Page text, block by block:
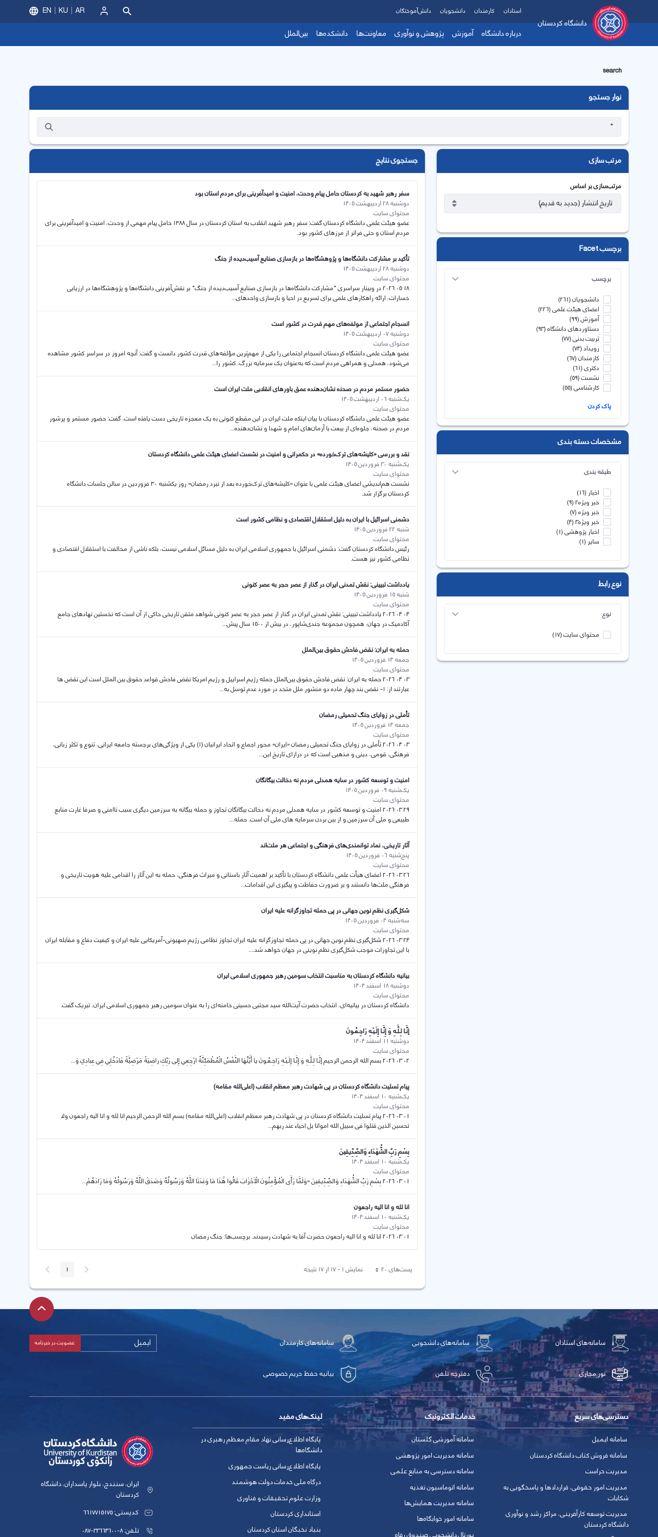
دانشگاه کردستان
درباره دانشگاه آموزش پژوهش و نوآوری معاونت‌ها دانشکده‌ها بین‌الملل
استادان کارمندان دانشجویان دانش‌آموختگان
ورود
EN KU AR
search
نوار جستجو
مرتب سازی
مرتب‌سازی بر اساس
برچسب Facet
برچسب
دانشجویان(261)
اعضای هیئت علمی(226)
آموزش(99)
دستاوردهای دانشگاه(93)
تربیت بدنی(77)
رویداد(74)
کارمندان(67)
دکتری(61)
نشست(59)
کارشناسی(55)
پاک کردن
مشخصات دسته بندی
طبقه بندی
اخبار (16)
خبر ویژه2 (9)
خبر ویژه(7)
خبر ویژه3 (4)
اخبار پژوهشی(1)
سایر (1)
نوع رابط
نوع
محتوای سایت(17)
جستجوی نتایج
سفر رهبر شهید به کردستان حامل پیام وحدت، امنیت و امیدآفرینی برای مردم استان بود
دوشنبه 28 اردیبهشت 1405
محتوای سایت
عضو هیئت علمی دانشگاە کردستان گفت: سفر رهبر شهید انقلاب به استان کردستان در سال ۱۳۸۸ حامل پیام‌ مهمی از وحدت، امنیت و امید‌آفرینی برای
مردم استان و حتی فراتر از مرزهای کشور بود.
تأکید بر مشارکت دانشگاه‌ها و پژوهشگاه‌ها در بازسازی صنایع آسیب‌دیده از جنگ
دوشنبه 28 اردیبهشت 1405
محتوای سایت
18 05 2026 در وبینار سراسری "مشارکت دانشگاه‌ها در بازسازی صنایع آسیب‌دیده از جنگ" بر نقش‌آفرینی دانشگاه‌ها و پژوهشگاه‌ها در ارزیابی
خسارات، ارائه راهکارهای علمی برای تسریع در احیا و بازسازی واحدهای...
انسجام اجتماعی از مولفەهای مهم قدرت در کشور است
دوشنبه 07 اردیبهشت 1405
محتوای سایت
عضو هیئت علمی دانشگاه کردستان انسجام اجتماعی را یکی از مهم‌ترین مؤلفه‌های قدرت کشور دانست و گفت: آنچه امروز در سراسر کشور مشاهده
می‌شود، همدلی و همراهی مردم است که به‌عنوان یک سرمایه بزرگ، کشور را...
حضور مستمر مردم در صحنە نشان‌دهنده عمق باورهای انقلابی ملت ایران است
یک‌شنبه 06 اردیبهشت 1405
محتوای سایت
عضو هیئت علمی دانشگاە کردستان با بیان اینکە ملت ایران در این مقطع کنونی بە یک معجزە تاریخی دست یافتە است، گفت: حضور مستمر و پرشور
مردم در صحنه، جلوه‌ای از بیعت با آرمان‌های امام و شهدا و نشان‌دهنده...
نقد و بررسی «کلیشه‌های ترک‌خورده» در حکمرانی و امنیت در نشست اعضای هیئت علمی دانشگاه کردستان
یک‌شنبه 30 فروردین 1405
محتوای سایت
نشست هم‌اندیشی اعضای هیئت علمی با عنوان «کلیشه‌های ترک‌خورده بعد از نبرد رمضان» روز یکشنبه ۳۰ فروردین در سالن جلسات دانشگاه
کردستان برگزار شد.
دشمنی اسرائیل با ایران بە دلیل استقلال اقتصادی و نظامی کشور است
شنبه 22 فروردین 1405
محتوای سایت
رئیس دانشگاه کردستان گفت: دشمنی اسرائیل با جمهوری اسلامی ایران بە دلیل مسائل اسلامی نیست، بلکە ناشی از مخالفت با استقلال اقتصادی و
نظامی کشور نیز هست.
یادداشت تبیینی: نقش تمدنی ایران در گذار از عصر حجر به عصر کنونی
شنبه 15 فروردین 1405
محتوای سایت
04 04 2026 یادداشت تبیینی: نقش تمدنی ایران در گذار از عصر حجر به عصر کنونی شواهد متقن تاریخی حاکی از آن است که نخستین نهادهای جامع
آکادمیک در جهان، همچون مجموعه جندی‌شاپور، در بیش از 1500 سال پیش...
حمله به ایران: نقض فاحش حقوق بین‌الملل
جمعه 14 فروردین 1405
محتوای سایت
03 04 2026 حمله به ایران: نقض فاحش حقوق بین‌الملل حمله رژیم اسراییل و رژیم امریکا نقض فاحش قواعد حقوق بین الملل است این نقض ها
عبارتند از: ۱- نقض بند چهار ماده دو منشور ملل متحد در مورد عدم توسل به...
تأملی در زوایای جنگ تحمیلی رمضان
جمعه 14 فروردین 1405
محتوای سایت
03 04 2026 تأملی در زوایای جنگ تحمیلی رمضان «ایران» محور اجماع و اتحاد ایرانیان (۱) یکی از ویژگی‌های برجسته جامعه ایرانی، تنوع و تکثر زبانی،
فرهنگی، قومی، دینی و مذهبی است که در درازای تاریخ این...
امنیت و توسعه کشور در سایه همدلی مردم نه دخالت بیگانگان
یک‌شنبه 09 فروردین 1405
محتوای سایت
29 03 2026 امنیت و توسعه کشور در سایه همدلی مردم نه دخالت بیگانگان تجاوز و حمله بیگانه به سرزمین دیگری سبب ناامنی و صرفا غارت منابع
طبیعی و ملی آن سرزمین و از بین بردن سرمایه های ملی آن است. حمله...
آثار تاریخی، نماد توانمندی‌های فرهنگی و اجتماعی هر ملت‌اند
پنج‌شنبه 06 فروردین 1405
محتوای سایت
26 03 2026 اعضای هیأت علمی دانشگاه کردستان با تأکید بر اهمیت آثار باستانی و میراث فرهنگی، حمله به این آثار را اقدامی علیه هویت تاریخی و
فرهنگی ملت‌ها دانستند و بر ضرورت حفاظت و پیگیری این اقدامات...
شکل‌گیری نظم نوین جهانی در پی حمله تجاوزگرانه علیه ایران
سه‌شنبه 04 فروردین 1405
محتوای سایت
24 03 2026 شکل‌گیری نظم نوین جهانی در پی حمله تجاوزگرانه علیه ایران تجاوز نظامی رژیم صهیونی-آمریکایی علیه ایران و کیفیت دفاع و مقابله ایران
با این تجاوزات موجب شکل‌گیری نظم نوینی در جهان خواهد شد....
بیانیه دانشگاه کردستان به مناسبت انتخاب سومین رهبر جمهوری اسلامی ایران
دوشنبه 18 اسفند 1404
محتوای سایت
دانشگاه کردستان در بیانیه‌ای، انتخاب حضرت آیت‌الله سید مجتبی حسینی خامنه‌ای را به عنوان سومین رهبر جمهوری اسلامی ایران، تبریک گفت.
إنَّـا لِـلَّـهِ وَ إِنَّـا إِلَـیْـهِ رَاجِـعُـونَ
دوشنبه 11 اسفند 1404
محتوای سایت
02 03 2026 بسم الله الرحمن الرحیم إنَّـا لِـلَّـهِ وَ إِنَّـا إِلَـیْـهِ رَاجِـعُـونَ يا أَيَّتُهَا النَّفْسُ الْمُطْمَئِنَّةُ ارْجِعِي إِلى رَبِّكِ راضِيَةً مَرْضِيَّةً فَادْخُلِي فِي عِبادِي وَ...
پیام تسلیت دانشگاه کردستان در پی شهادت رهبر معظم انقلاب (اعلی‌الله مقا‌مه)
یک‌شنبه 10 اسفند 1404
محتوای سایت
01 03 2026 پیام تسلیت دانشگاه کردستان در پی شهادت رهبر معظم انقلاب (اعلی‌الله مقا‌مه) بسم الله الرحمن الرحیم انا لله و انا الیه راجعون ولا
تحسبن الذین قتلوا فی سبیل الله امواتا بل احیاء عند ربهم...
بِسْمِ رَبِّ الشُّهَدَاءِ وَالصِّدِّيقِينَ
یک‌شنبه 10 اسفند 1404
محتوای سایت
01 03 2026 بِسْمِ رَبِّ الشُّهَدَاءِ وَالصِّدِّيقِينَ «وَلَمَّا رَأَى الْمُؤْمِنُونَ الْأَحْزَابَ قَالُوا هَٰذَا مَا وَعَدَنَا اللَّهُ وَرَسُولُهُ وَصَدَقَ اللَّهُ وَرَسُولُهُ وَمَا زَادَهُمْ...
انا لله و انا الیه راجعون
یک‌شنبه 10 اسفند 1404
محتوای سایت
01 03 2026 انا لله و انا الیه راجعون حضرت آقا به شهادت رسیدند. برچسب‌ها: جنگ رمضان
پست‌‌های 20هر صفحه نمایش ۱ - ۱۷ از ۱۷ نتیجه پیغام
قبلی صفحه1 صفحه
بعد
سامانه‌های استادان سامانه‌های دانشجویی سامانه‌های کارمندان
تور مجازی دفترچه تلفن بیانیه حفظ حریم خصوصی
دسترسی‌های سریع
سامانه ایمیل
سامانه فروش کتاب دانشگاه کردستان
مدیریت حراست
مدیریت امور حقوقی، قراردادها و پاسخگویی به
شکایات
مدیریت توسعه کارآفرینی، مراکز رشد و نوآوری
دانشگاه کردستان
خدمات الکترونیک
سامانه آموزشی گلستان
سامانه مدیریت امور پژوهشی
سامانه دسترسی به منابع علمی
سامانه اتوماسیون تغذیه
سامانه مدیریت همایش‌ها
سامانه امور خوابگاه‌ها
لینک‌های مفید
پایگاه اطلاع‌رسانی نهاد مقام معظم رهبری در
دانشگاه‌ها
پایگاه اطلاع‌رسانی ریاست جمهوری
درگاه ملی خدمات دولت هوشمند
وزارت علوم تحقیقات و فناوری
استانداری کردستان
بنیاد نخبگان استان کردستان
ایران، سنندج، بلوار پاسداران، دانشگاه
کردستان
کدپستی: 6617715175
تلفن: 8-33664600-087